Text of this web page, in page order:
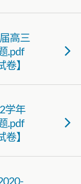
高三
.pdf
】
学年
.pdf
】